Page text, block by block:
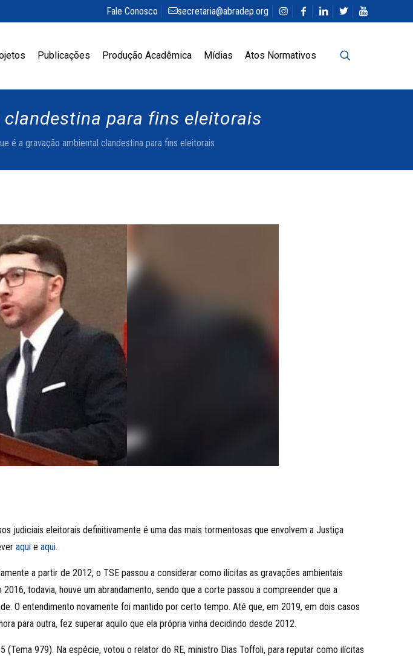
Fale Conosco secretaria@abradep.org
Publicações Produção Acadêmica Mídias Atos Normativos
para fins eleitorais
é a gravação ambiental clandestina para fins eleitorais
judiciais eleitorais definitivamente é uma das mais tormentosas que envolvem a Justiça
aqui eaqui.
a partir de 2012, o TSE passou a considerar como ilícitas as gravações ambientais
todavia, houve um abrandamento, sendo que a corte passou a compreender que a
O entendimento novamente foi mantido por certo tempo. Até que, em 2019, em dois casos
para outra, fez superar aquilo que ela própria vinha decidindo desde 2012.
979). Na espécie, votou o relator do RE, ministro Dias Toffoli, para reputar como ilícitas